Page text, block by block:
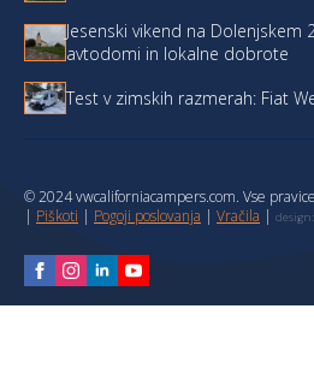
Jesenski vikend na Dolenjskem
avtodomi in lokalne dobrote
Test v zimskih razmerah: Fiat
© 2024 vwcaliforniacampers.com. Vse
| Piškoti | Pogoji poslovanja | Vračila | design: